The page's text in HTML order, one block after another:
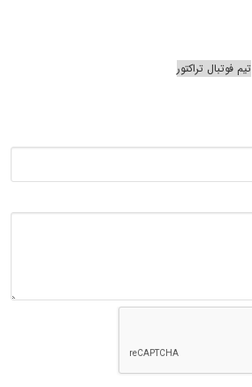
تیم فوتبال تراکتور